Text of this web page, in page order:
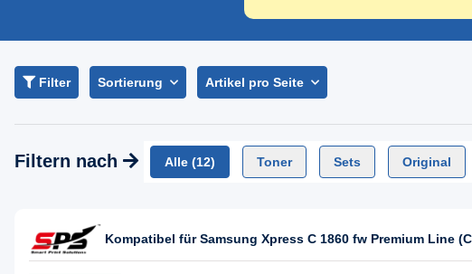
Filter Sortierung Artikel pro Seite
Filtern nach Alle (12) Toner Sets Original
Kompatibel für Samsung Xpress C 1860 fw Premium Line